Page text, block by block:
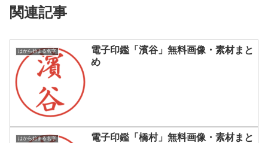
関連記事
はから始まる名字
電子印鑑「濱谷」無料画像・素材まと
め
はから始まる名字
電子印鑑「橋村」無料画像・素材まと